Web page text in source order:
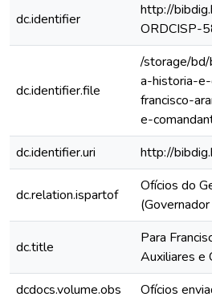
dc.identifier
http://
ORDCISP-
dc.identifier.file
/storage/
a-historia-
francisco-
e-
dc.identifier.uri
http://
dc.relation.ispartof
Ofícios do
dc.title
Para
Auxiliares e
dcdocs.volume.obs
Ofícios